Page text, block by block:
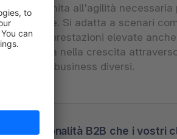
unita all'agilità necessaria
Si adatta a scenari
prestazioni elevate
ti supporta nella crescita
modelli di business diversi.
Funzionalità B2B che i vostri